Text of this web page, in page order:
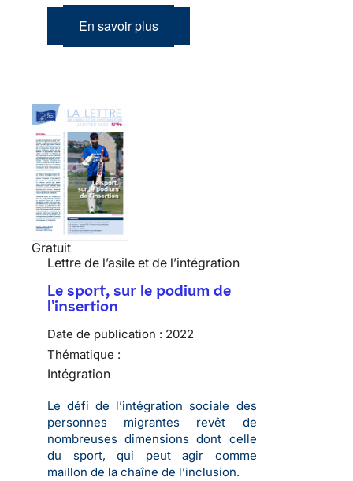
En savoir plus
Gratuit
Lettre de l’asile et de l’intégration
Le sport, sur le podium de
l'insertion
Date de publication : 2022
Thématique :
Intégration
Le défi de l’intégration sociale des
personnes migrantes revêt de
nombreuses dimensions dont celle
du sport, qui peut agir comme
maillon de la chaîne de l’inclusion.